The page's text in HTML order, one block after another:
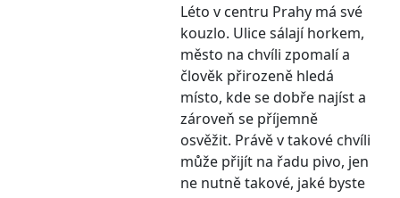
Léto v centru Prahy má své
kouzlo. Ulice sálají horkem,
město na chvíli zpomalí a
člověk přirozeně hledá
místo, kde se dobře najíst a
zároveň se příjemně
osvěžit. Právě v takové chvíli
může přijít na řadu pivo, jen
ne nutně takové, jaké byste